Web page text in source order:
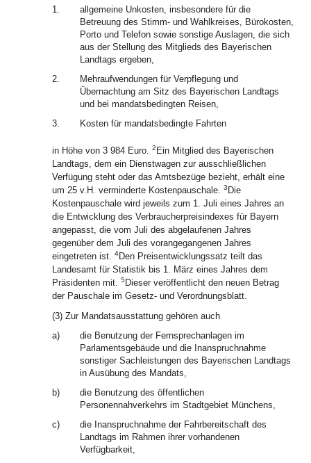
1.
allgemeine Unkosten, insbesondere für die
Betreuung des Stimm- und Wahlkreises, Bürokosten,
Porto und Telefon sowie sonstige Auslagen, die sich
aus der Stellung des Mitglieds des Bayerischen
Landtags ergeben,
2.
Mehraufwendungen für Verpflegung und
Übernachtung am Sitz des Bayerischen Landtags
und bei mandatsbedingten Reisen,
3.
Kosten für mandatsbedingte Fahrten
in Höhe von 3 984 Euro. 2 Ein Mitglied des Bayerischen
Landtags, dem ein Dienstwagen zur ausschließlichen
Verfügung steht oder das Amtsbezüge bezieht, erhält eine
um 25 v.H. verminderte Kostenpauschale. 3 Die
Kostenpauschale wird jeweils zum 1. Juli eines Jahres an
die Entwicklung des Verbraucherpreisindexes für Bayern
angepasst, die vom Juli des abgelaufenen Jahres
gegenüber dem Juli des vorangegangenen Jahres
eingetreten ist. 4Den Preisentwicklungssatz teilt das
Landesamt für Statistik bis 1. März eines Jahres dem
Präsidenten mit. 5 Dieser veröffentlicht den neuen Betrag
der Pauschale im Gesetz- und Verordnungsblatt.
(3) Zur Mandatsausstattung gehören auch
a)
die Benutzung der Fernsprechanlagen im
Parlamentsgebäude und die Inanspruchnahme
sonstiger Sachleistungen des Bayerischen Landtags
in Ausübung des Mandats,
b)
die Benutzung des öffentlichen
Personennahverkehrs im Stadtgebiet Münchens,
c)
die Inanspruchnahme der Fahrbereitschaft des
Landtags im Rahmen ihrer vorhandenen
Verfügbarkeit,